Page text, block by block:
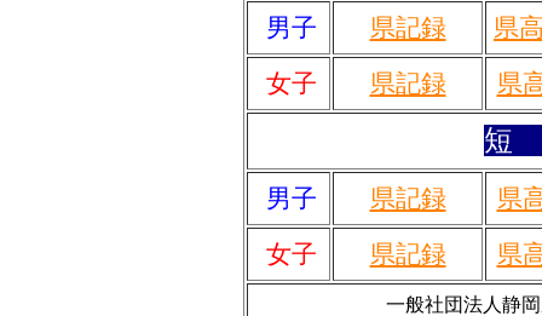
男子 県記録
県
女子
県記録 県
男子 県記録
県
女子
県記録 県
一般社団法人静